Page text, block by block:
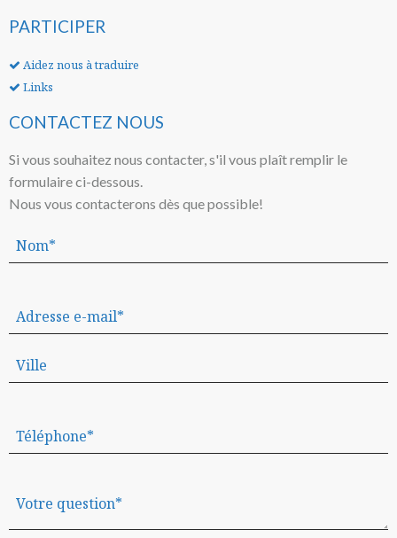
PARTICIPER
Aidez nous à traduire
Links
CONTACTEZ NOUS
Si vous souhaitez nous contacter, s'il vous plaît remplir le
formulaire ci-dessous.
Nous vous contacterons dès que possible!